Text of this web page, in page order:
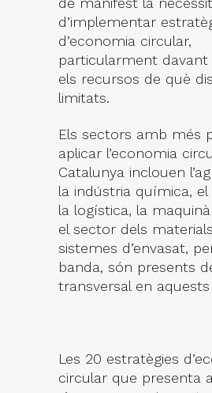
d’implementar
d’economia circular,
particularment
els recursos de què
limitats.
Els sectors amb més
aplicar l’economia
Catalunya inclouen
la indústria química,
la logística, la
el sector dels
sistemes d’envasat,
banda, són presents
transversal en
Les 20 estratègies
circular que presenta